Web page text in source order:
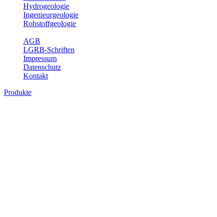
Hydrogeologie
Ingenieurgeologie
Rohstoffgeologie
AGB
LGRB-Schriften
Impressum
Datenschutz
Kontakt
Produkte